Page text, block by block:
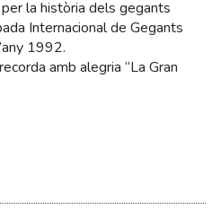
la història dels gegants
Internacional de Gegants
1992.
amb alegria “La Gran